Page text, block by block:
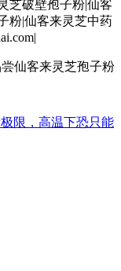
仙客来灵芝孢子粉
限，高温下恐只能